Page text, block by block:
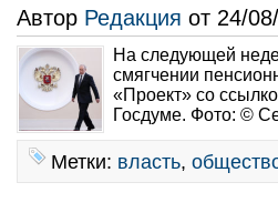
Автор Редакция от 24/
На следующей
смягчении
«Проект» со
Госдуме. Фото: ©
Метки: власть,